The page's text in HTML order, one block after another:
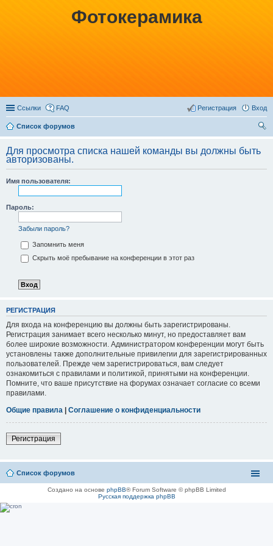
Фотокерамика
Ссылки FAQ Вход
Регистрация
Список форумов
ск
Для просмотра списка нашей команды вы должны быть
авторизованы.
Имя пользователя:
Пароль:
Забыли пароль?
Запомнить меня
Скрыть моё пребывание на конференции в этот раз
РЕГИСТРАЦИЯ
Для входа на конференцию вы должны быть зарегистрированы.
Регистрация занимает всего несколько минут, но предоставляет вам
более широкие возможности. Администратором конференции могут быть
установлены также дополнительные привилегии для зарегистрированных
пользователей. Прежде чем зарегистрироваться, вам следует
ознакомиться с правилами и политикой, принятыми на конференции.
Помните, что ваше присутствие на форумах означает согласие со всеми
правилами.
Общие правила | Соглашение о конфиденциальности
Регистрация
Список форумов
Создано на основе phpBB® Forum Software © phpBB Limited
Русская поддержка phpBB